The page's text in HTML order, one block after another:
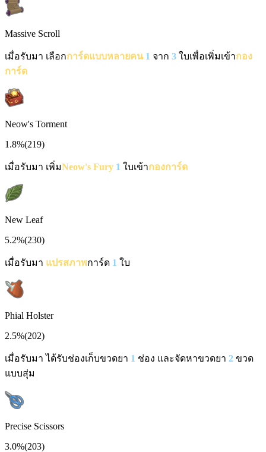
Massive Scroll
เมื่อรับมา เลือกการ์ดแบบหลายคน 1 จาก 3 ใบเพื่อเพิ่มเข้ากอง
การ์ด
Neow's Torment
1.8%(219)
เมื่อรับมา เพิ่มNeow's Fury 1 ใบเข้ากองการ์ด
New Leaf
5.2%(230)
เมื่อรับมา แปรสภาพการ์ด 1 ใบ
Phial Holster
2.5%(202)
เมื่อรับมา ได้รับช่องเก็บขวดยา 1 ช่อง และจัดหาขวดยา 2 ขวด
แบบสุ่ม
Precise Scissors
3.0%(203)